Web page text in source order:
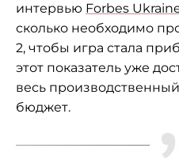
интервью Forbes
сколько необходимо
2, чтобы игра стала
этот показатель уже
весь
бюджет.